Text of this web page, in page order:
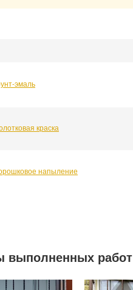
эмаль
краска
напыление
выполненных работ